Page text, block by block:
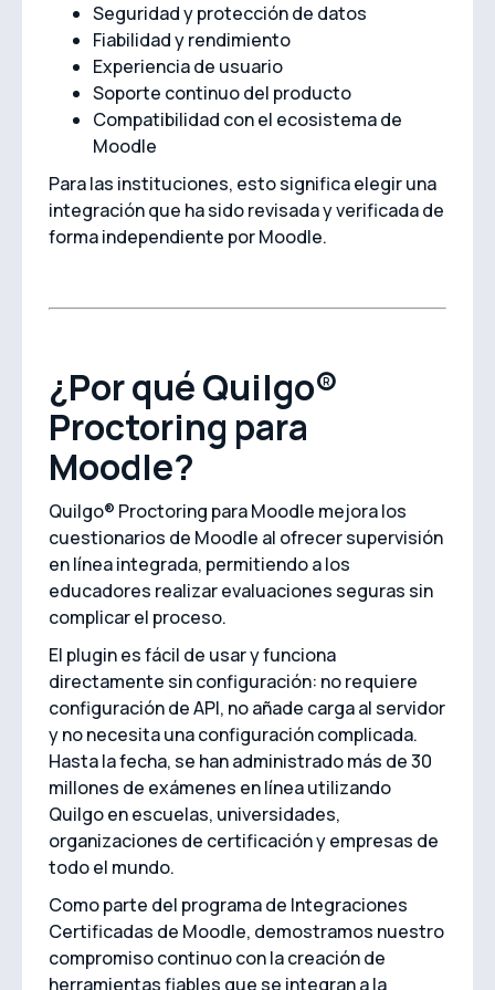
Seguridad y protección de datos
Fiabilidad y rendimiento
Experiencia de usuario
Soporte continuo del producto
Compatibilidad con el ecosistema de
Moodle
Para las instituciones, esto significa elegir una
integración que ha sido revisada y verificada de
forma independiente por Moodle.
¿Por qué Quilgo®
Proctoring para
Moodle?
Quilgo® Proctoring para Moodle mejora los
cuestionarios de Moodle al ofrecer supervisión
en línea integrada, permitiendo a los
educadores realizar evaluaciones seguras sin
complicar el proceso.
El plugin es fácil de usar y funciona
directamente sin configuración: no requiere
configuración de API, no añade carga al servidor
y no necesita una configuración complicada.
Hasta la fecha, se han administrado más de 30
millones de exámenes en línea utilizando
Quilgo en escuelas, universidades,
organizaciones de certificación y empresas de
todo el mundo.
Como parte del programa de Integraciones
Certificadas de Moodle, demostramos nuestro
compromiso continuo con la creación de
herramientas fiables que se integran a la